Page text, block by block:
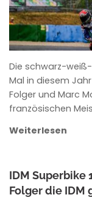
Die schwarz-
Mal in diesem
Folger und Marc
französischen
Weiterlesen
IDM Superbike
Folger die IDM